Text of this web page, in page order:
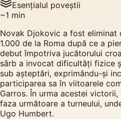
Esențialul poveștii
~1 min
Novak Djokovic a fost eliminat
1.000 de la Roma după ce a
debut împotriva jucătorului
sârb a invocat dificultăți fizice
sub așteptări, exprimându-și
participarea sa în viitoarele
Garros. În urma acestei
faza următoare a turneului,
Ugo Humbert.